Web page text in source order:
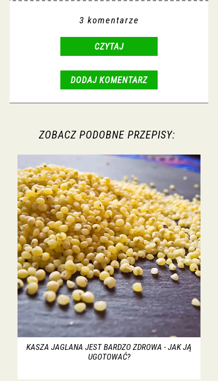
3 komentarze
CZYTAJ
DODAJ KOMENTARZ
ZOBACZ PODOBNE PRZEPISY:
KASZA JAGLANA JEST BARDZO ZDROWA - JAK JĄ
UGOTOWAĆ?